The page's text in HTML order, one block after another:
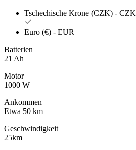
Tschechische Krone (CZK) - CZK
Euro (€) - EUR
Batterien
21 Ah
Motor
1000 W
Ankommen
Etwa 50 km
Geschwindigkeit
25km